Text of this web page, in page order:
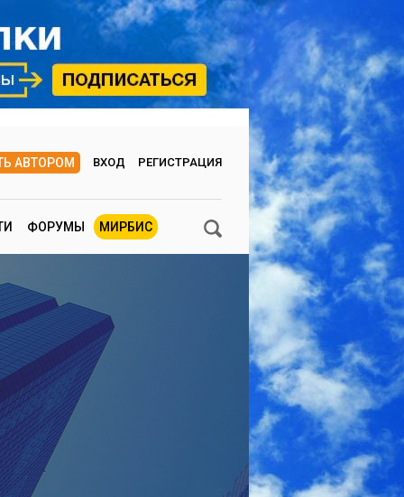
АВТОРОМ ВХОД РЕГИСТРАЦИЯ
ФОРУМЫ МИРБИС